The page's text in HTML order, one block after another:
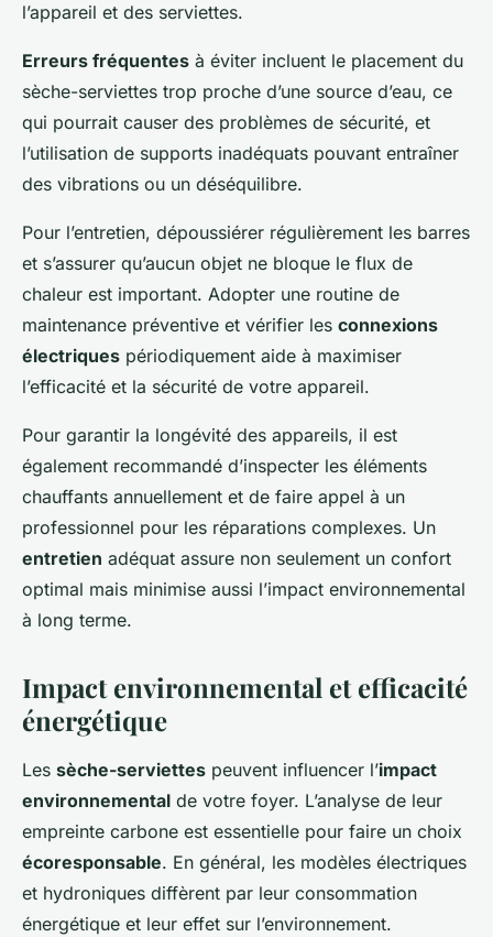
l’appareil et des serviettes.
Erreurs fréquentes à éviter incluent le placement du
sèche-serviettes trop proche d’une source d’eau, ce
qui pourrait causer des problèmes de sécurité, et
l’utilisation de supports inadéquats pouvant entraîner
des vibrations ou un déséquilibre.
Pour l’entretien, dépoussiérer régulièrement les barres
et s’assurer qu’aucun objet ne bloque le flux de
chaleur est important. Adopter une routine de
maintenance préventive et vérifier les connexions
électriques périodiquement aide à maximiser
l’efficacité et la sécurité de votre appareil.
Pour garantir la longévité des appareils, il est
également recommandé d’inspecter les éléments
chauffants annuellement et de faire appel à un
professionnel pour les réparations complexes. Un
entretien adéquat assure non seulement un confort
optimal mais minimise aussi l’impact environnemental
à long terme.
Impact environnemental et efficacité
énergétique
Les sèche-serviettes peuvent influencer l’impact
environnemental de votre foyer. L’analyse de leur
empreinte carbone est essentielle pour faire un choix
écoresponsable. En général, les modèles électriques
et hydroniques diffèrent par leur consommation
énergétique et leur effet sur l’environnement.